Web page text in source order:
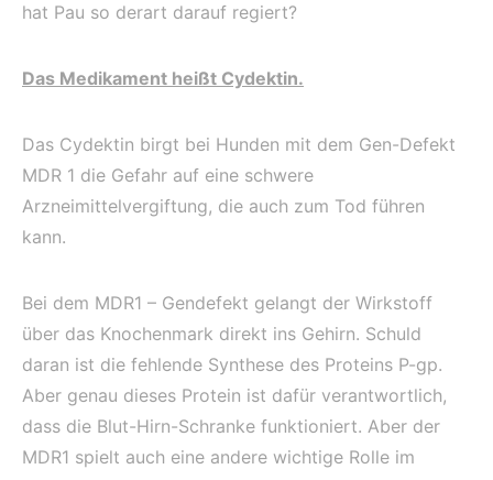
hat Pau so derart darauf regiert?
Das Medikament heißt Cydektin.
Das Cydektin birgt bei Hunden mit dem Gen-Defekt
MDR 1 die Gefahr auf eine schwere
Arzneimittelvergiftung, die auch zum Tod führen
kann.
Bei dem MDR1 – Gendefekt gelangt der Wirkstoff
über das Knochenmark direkt ins Gehirn. Schuld
daran ist die fehlende Synthese des Proteins P-gp.
Aber genau dieses Protein ist dafür verantwortlich,
dass die Blut-Hirn-Schranke funktioniert. Aber der
MDR1 spielt auch eine andere wichtige Rolle im